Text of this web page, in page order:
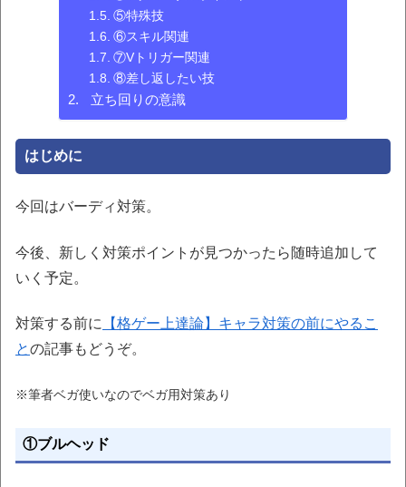
⑤特殊技
⑥スキル関連
⑦Vトリガー関連
⑧差し返したい技
立ち回りの意識
はじめに
今回はバーディ対策。
今後、新しく対策ポイントが見つかったら随時追加して
いく予定。
対策する前に
【格ゲー上達論】キャラ対策の前にやるこ
との記事もどうぞ。
※筆者ベガ使いなのでベガ用対策あり
①ブルヘッド